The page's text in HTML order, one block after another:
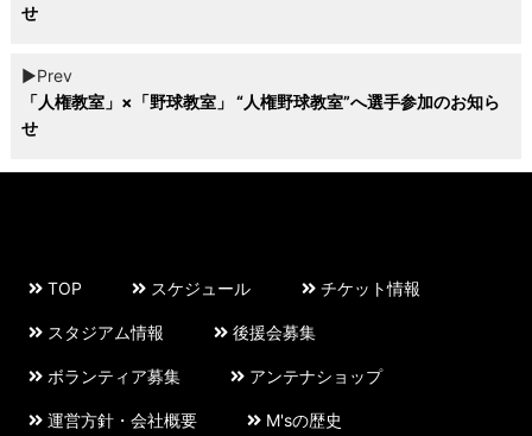
せ
▶︎Prev
「人権教室」×「野球教室」 “人権野球教室”へ選手参加のお知ら
せ
TOP スケジュール チケット情報
スタジアム情報 後援会募集
ボランティア募集 アンテナショップ
運営方針・会社概要 M'sの歴史